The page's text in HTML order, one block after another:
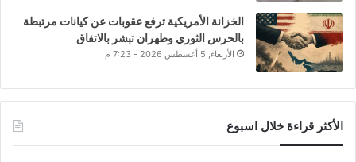
الخزانة الأمريكية ترفع عقوبات عن كيانات مرتبطة
بالحرس الثوري وطهران تبشر بالاتفاق
الأربعاء, 5 أغسطس 2026 - 7:23 م
الأكثر قراءة خلال اسبوع